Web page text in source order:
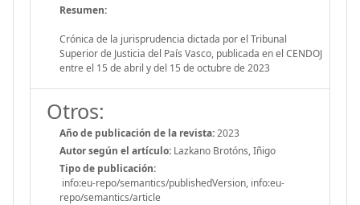
Resumen:
Crónica de la jurisprudencia dictada por el Tribunal
Superior de Justicia del País Vasco, publicada en el CENDOJ
entre el 15 de abril y del 15 de octubre de 2023
Otros:
Año de publicación de la revista:2023
Autor según el artículo: Lazkano Brotóns, Iñigo
Tipo de publicación:
info:eu-repo/semantics/publishedVersion, info:eu-
repo/semantics/article